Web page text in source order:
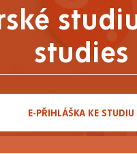
studies
E-PŘIHLÁŠKA KE STUDIU